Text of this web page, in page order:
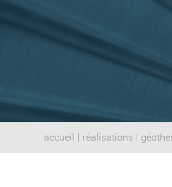
accueil | réalisations |